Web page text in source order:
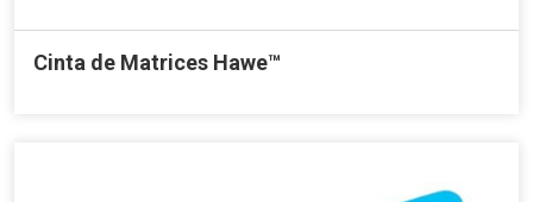
Cinta de Matrices Hawe™